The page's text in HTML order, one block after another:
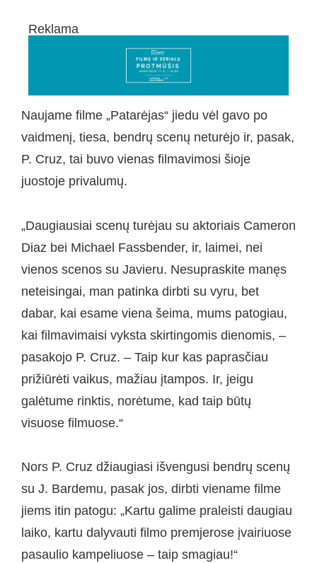
Reklama
Naujame filme „Patarėjas“ jiedu vėl gavo po
vaidmenį, tiesa, bendrų scenų neturėjo ir, pasak,
P. Cruz, tai buvo vienas filmavimosi šioje
juostoje privalumų.
„Daugiausiai scenų turėjau su aktoriais Cameron
Diaz bei Michael Fassbender, ir, laimei, nei
vienos scenos su Javieru. Nesupraskite manęs
neteisingai, man patinka dirbti su vyru, bet
dabar, kai esame viena šeima, mums patogiau,
kai filmavimaisi vyksta skirtingomis dienomis, –
pasakojo P. Cruz. – Taip kur kas paprasčiau
prižiūrėti vaikus, mažiau įtampos. Ir, jeigu
galėtume rinktis, norėtume, kad taip būtų
visuose filmuose.“
Nors P. Cruz džiaugiasi išvengusi bendrų scenų
su J. Bardemu, pasak jos, dirbti viename filme
jiems itin patogu: „Kartu galime praleisti daugiau
laiko, kartu dalyvauti filmo premjerose įvairiuose
pasaulio kampeliuose – taip smagiau!“